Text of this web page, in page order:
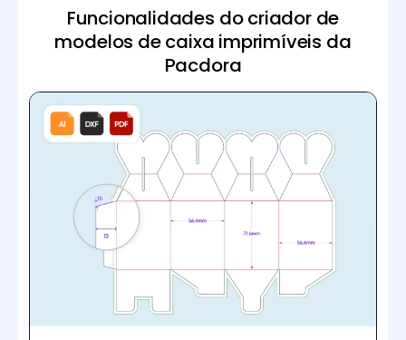
Funcionalidades do criador de
modelos de caixa imprimíveis da
Pacdora